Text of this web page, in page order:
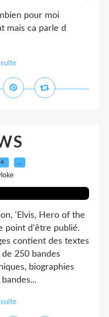
pour moi
mais ca parle d
suite
…
'Elvis, Hero of the
point d'être publié.
contient des textes
250 bandes
biographies
suite